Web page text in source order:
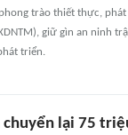
trào thiết thực, phát
giữ gìn an ninh
triển.
chuyển lại 75